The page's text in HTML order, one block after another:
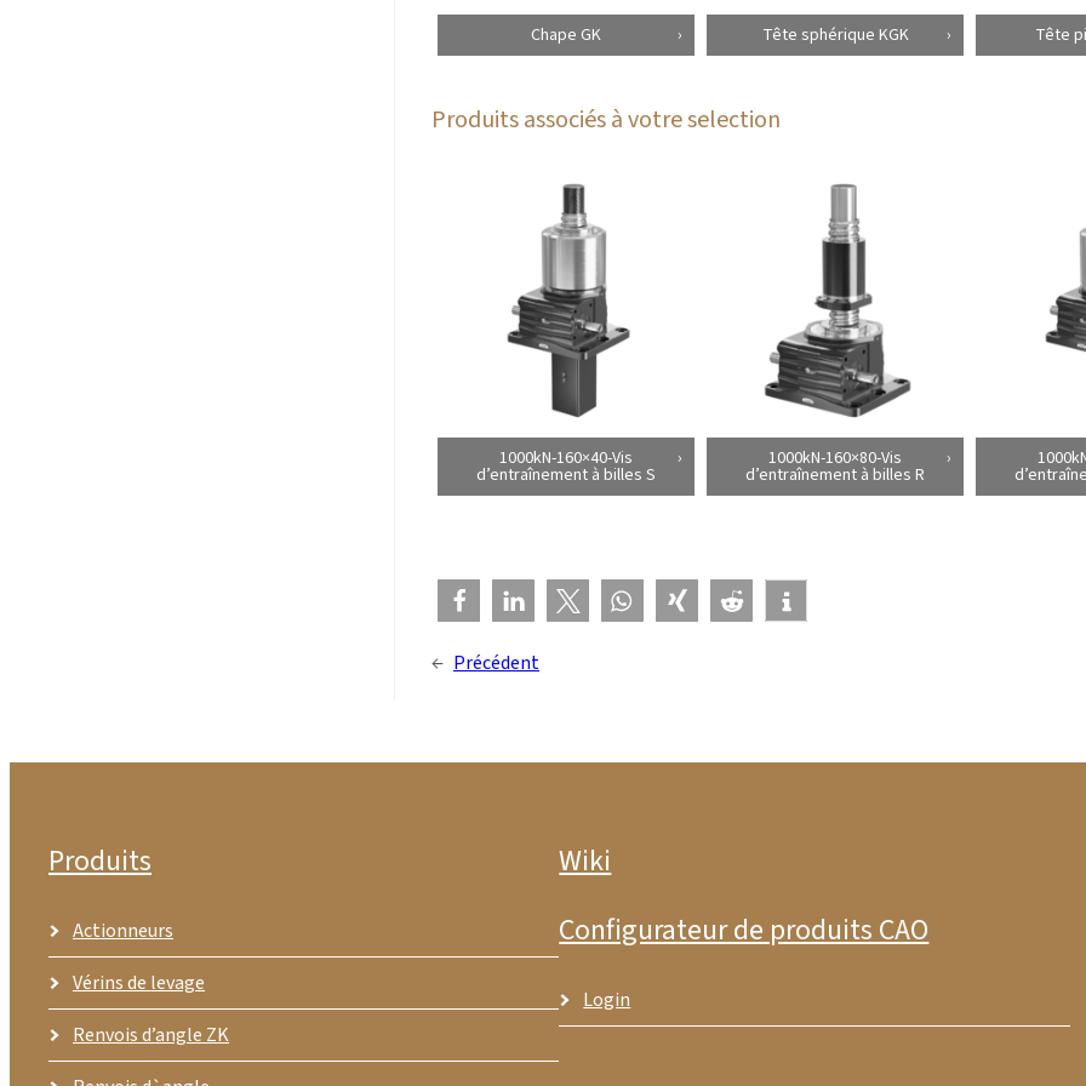
Chape GK Tête sphérique KGK Tête
Produits associés à votre selection
1000kN-160×40-Vis
d’entraînement à billes S
1000kN-160×80-Vis
d’entraînement à billes R
← Précédent
Produits
Actionneurs
Vérins de levage
Renvois d’angle ZK
Wiki
Configurateur de produits CAO
Login